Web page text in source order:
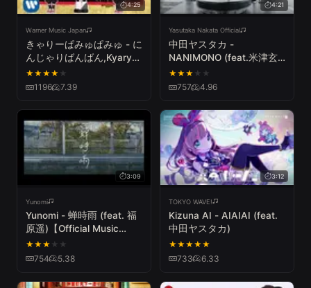
4:25
Warner Music Japan
きゃりーぱみゅぱみゅ - に
んじゃりばんばん,Kyary
Pamyu Pamyu - Ninja Re
Bang Bang
★★★★ ★
1196 7.39
4:21
Yasutaka Nakata Official
中田ヤスタカ -
NANIMONO (feat.米津玄
師) MV
★★★ ★ ★
757 4.96
3:09
Yunomi
Yunomi - 蝉時雨 (feat. 福
原遥)【Official Music
Video】
★★★ ★ ★
754 5.38
3:12
TOKYO WAVE!
Kizuna AI - AIAIAI (feat.
中田ヤスタカ)
★★★★★
733 6.33